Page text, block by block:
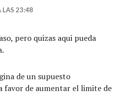
LAS 23:48
pero quizas aqui pueda
de un supuesto
favor de aumentar el limite de